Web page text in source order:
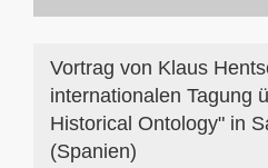
Vortrag von Klaus
internationalen Tagung
Historical Ontology" in
(Spanien)